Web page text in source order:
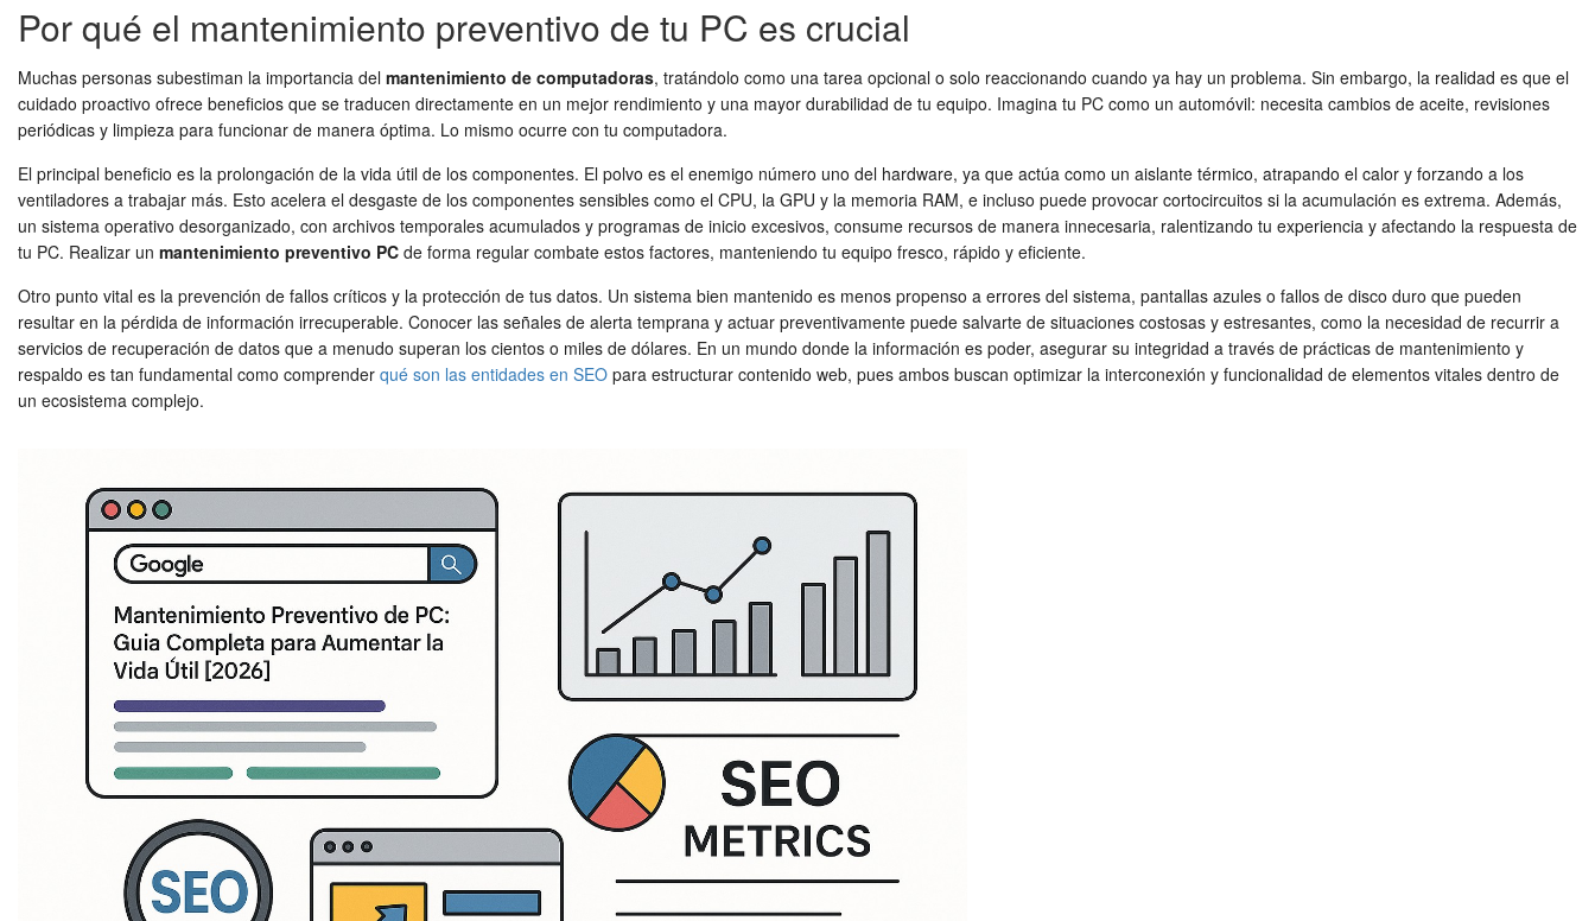
Por qué el mantenimiento preventivo de tu PC es crucial
Muchas personas subestiman la importancia del mantenimiento de computadoras, tratándolo como una tarea opcional o solo reaccionando cuando ya hay un problema. Sin embargo, la realidad es que el
cuidado proactivo ofrece beneficios que se traducen directamente en un mejor rendimiento y una mayor durabilidad de tu equipo. Imagina tu PC como un automóvil: necesita cambios de aceite, revisiones
periódicas y limpieza para funcionar de manera óptima. Lo mismo ocurre con tu computadora.
El principal beneficio es la prolongación de la vida útil de los componentes. El polvo es el enemigo número uno del hardware, ya que actúa como un aislante térmico, atrapando el calor y forzando a los
ventiladores a trabajar más. Esto acelera el desgaste de los componentes sensibles como el CPU, la GPU y la memoria RAM, e incluso puede provocar cortocircuitos si la acumulación es extrema. Además,
un sistema operativo desorganizado, con archivos temporales acumulados y programas de inicio excesivos, consume recursos de manera innecesaria, ralentizando tu experiencia y afectando la respuesta de
tu PC. Realizar un mantenimiento preventivo PC de forma regular combate estos factores, manteniendo tu equipo fresco, rápido y eficiente.
Otro punto vital es la prevención de fallos críticos y la protección de tus datos. Un sistema bien mantenido es menos propenso a errores del sistema, pantallas azules o fallos de disco duro que pueden
resultar en la pérdida de información irrecuperable. Conocer las señales de alerta temprana y actuar preventivamente puede salvarte de situaciones costosas y estresantes, como la necesidad de recurrir a
servicios de recuperación de datos que a menudo superan los cientos o miles de dólares. En un mundo donde la información es poder, asegurar su integridad a través de prácticas de mantenimiento y
respaldo es tan fundamental como comprender qué son las entidades en SEO para estructurar contenido web, pues ambos buscan optimizar la interconexión y funcionalidad de elementos vitales dentro de
un ecosistema complejo.